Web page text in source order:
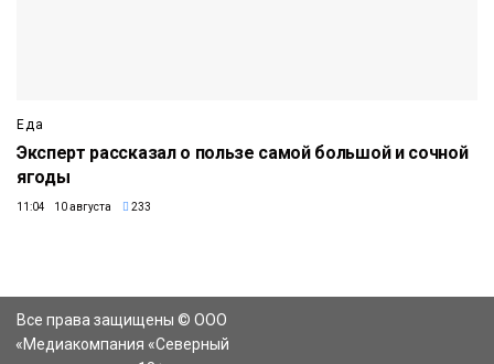
Еда
Эксперт рассказал о пользе самой большой и сочной
ягоды
11:04 10 августа 233
Все права защищены © ООО
«Медиакомпания «Северный